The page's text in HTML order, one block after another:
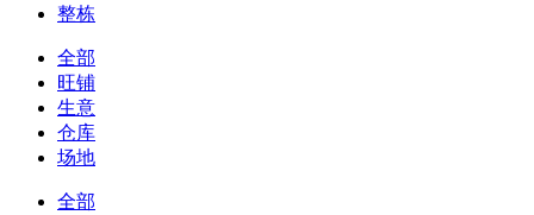
整栋
全部
旺铺
生意
仓库
场地
全部